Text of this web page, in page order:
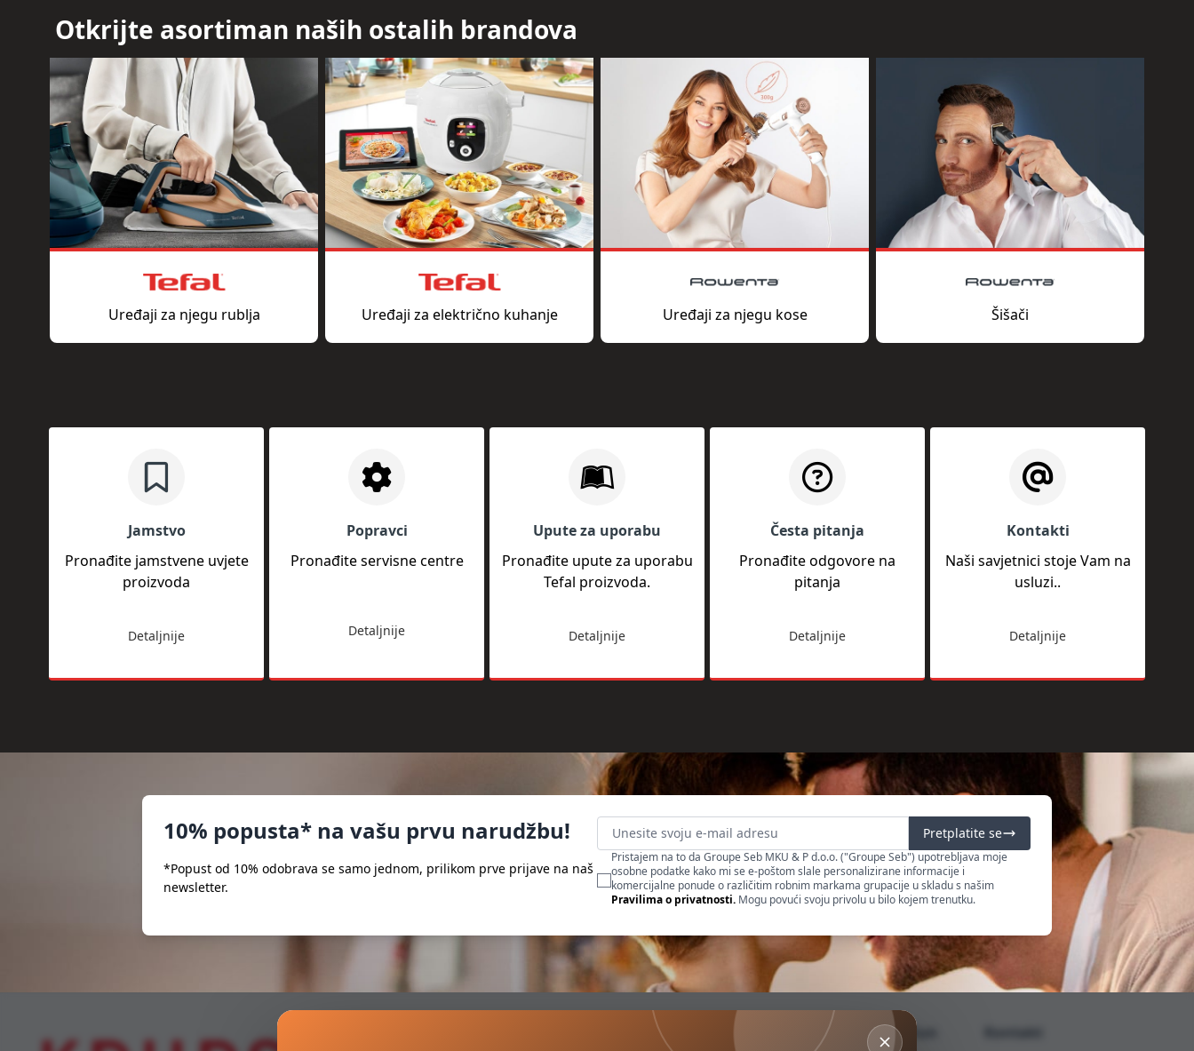
Otkrijte asortiman naših ostalih brandova
Uređaji za njegu rublja Uređaji za električno kuhanje Uređaji za njegu kose Šišači
Jamstvo
Pronađite jamstvene uvjete
proizvoda
Detaljnije
Popravci
Pronađite servisne centre
Detaljnije
Upute za uporabu
Pronađite upute za uporabu
Tefal proizvoda.
Detaljnije
Česta pitanja
Pronađite odgovore na
pitanja
Detaljnije
Kontakti
Naši savjetnici stoje Vam na
usluzi..
Detaljnije
10% popusta* na vašu prvu narudžbu!
*Popust od 10% odobrava se samo jednom, prilikom prve prijave na naš
newsletter.
Pretplatite se
Pristajem na to da Groupe Seb MKU & P d.o.o. ("Groupe Seb") upotrebljava moje
osobne podatke kako mi se e-poštom slale personalizirane informacije i
komercijalne ponude o različitim robnim markama grupacije u skladu s našim
Pravilima o privatnosti. Mogu povući svoju privolu u bilo kojem trenutku.
Moj korisnički račun